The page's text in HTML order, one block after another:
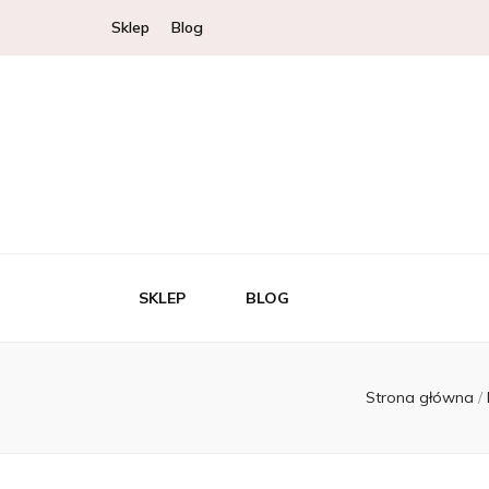
Sklep Blog
SKLEP BLOG
Strona główna /